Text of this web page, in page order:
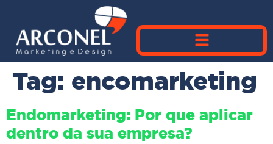
Tag: encomarketing
Endomarketing: Por que aplicar
dentro da sua empresa?